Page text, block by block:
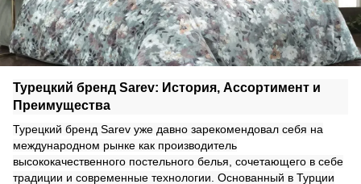
Турецкий бренд Sarev: История, Ассортимент и
Преимущества
Турецкий бренд Sarev уже давно зарекомендовал себя на
международном рынке как производитель
высококачественного постельного белья, сочетающего в себе
традиции и современные технологии. Основанный в Турции